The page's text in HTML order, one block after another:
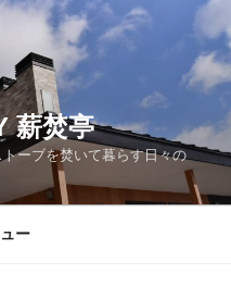
薪焚亭
ーブを焚いて暮らす日々の
ー